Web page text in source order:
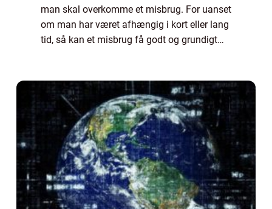
man skal overkomme et misbrug. For uanset
om man har været afhængig i kort eller lang
tid, så kan et misbrug få godt og grundigt